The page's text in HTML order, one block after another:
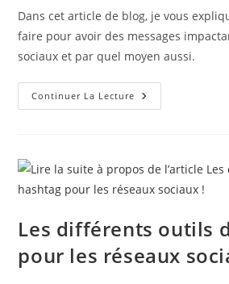
la
publication :
Dans cet article de blog, je vous
faire pour avoir des messages
sociaux et par quel moyen aussi.
Continuer La Lecture Comment
Faire
Impactant
Sur
Les
Réseaux
?
Les différents outils
pour les réseaux